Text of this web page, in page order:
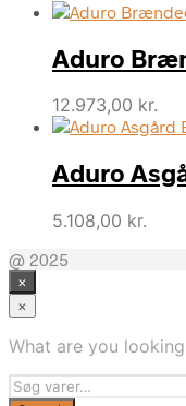
Aduro
12.973,00 kr.
Aduro
5.108,00 kr.
@ 2025
×
×
What are you